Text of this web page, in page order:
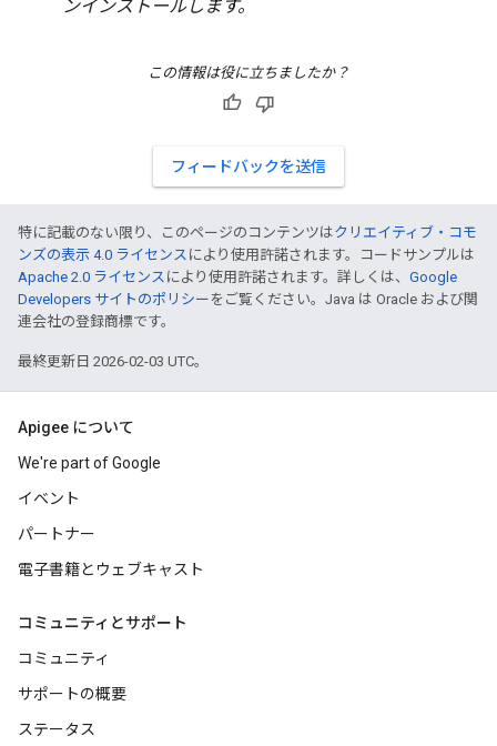
ンインストールします。
この情報は役に立ちましたか？
フィードバックを送信
特に記載のない限り、このページのコンテンツはクリエイティブ・コモ
ンズの表示 4.0 ライセンス により使用許諾されます。コードサンプルは
Apache 2.0 ライセンス により使用許諾されます。詳しくは、 Google
Developers サイトのポリシー をご覧ください。Java は Oracle および関
連会社の登録商標です。
最終更新日 2026-02-03 UTC。
Apigee について
We're part of Google
イベント
パートナー
電子書籍とウェブキャスト
コミュニティとサポート
コミュニティ
サポートの概要
ステータス